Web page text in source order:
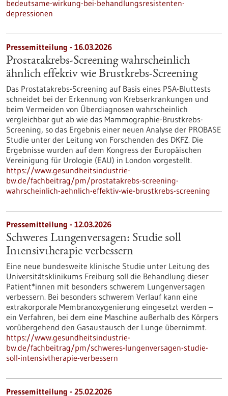
bedeutsame-wirkung-bei-behandlungsresistenten-
depressionen
Pressemitteilung - 16.03.2026
Prostatakrebs-Screening wahrscheinlich
ähnlich effektiv wie Brustkrebs-Screening
Das Prostatakrebs-Screening auf Basis eines PSA-Bluttests
schneidet bei der Erkennung von Krebserkrankungen und
beim Vermeiden von Überdiagnosen wahrscheinlich
vergleichbar gut ab wie das Mammographie-Brustkrebs-
Screening, so das Ergebnis einer neuen Analyse der PROBASE
Studie unter der Leitung von Forschenden des DKFZ. Die
Ergebnisse wurden auf dem Kongress der Europäischen
Vereinigung für Urologie (EAU) in London vorgestellt.
https://www.gesundheitsindustrie-
bw.de/fachbeitrag/pm/prostatakrebs-screening-
wahrscheinlich-aehnlich-effektiv-wie-brustkrebs-screening
Pressemitteilung - 12.03.2026
Schweres Lungenversagen: Studie soll
Intensivtherapie verbessern
Eine neue bundesweite klinische Studie unter Leitung des
Universitätsklinikums Freiburg soll die Behandlung dieser
Patient*innen mit besonders schwerem Lungenversagen
verbessern. Bei besonders schwerem Verlauf kann eine
extrakorporale Membranoxygenierung eingesetzt werden –
ein Verfahren, bei dem eine Maschine außerhalb des Körpers
vorübergehend den Gasaustausch der Lunge übernimmt.
https://www.gesundheitsindustrie-
bw.de/fachbeitrag/pm/schweres-lungenversagen-studie-
soll-intensivtherapie-verbessern
Pressemitteilung - 25.02.2026